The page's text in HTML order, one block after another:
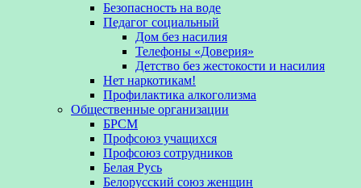
Безопасность на воде
Педагог социальный
Дом без насилия
Телефоны «Доверия»
Детство без жестокости и насилия
Нет наркотикам!
Профилактика алкоголизма
Общественные организации
БРСМ
Профсоюз учащихся
Профсоюз сотрудников
Белая Русь
Белорусский союз женщин